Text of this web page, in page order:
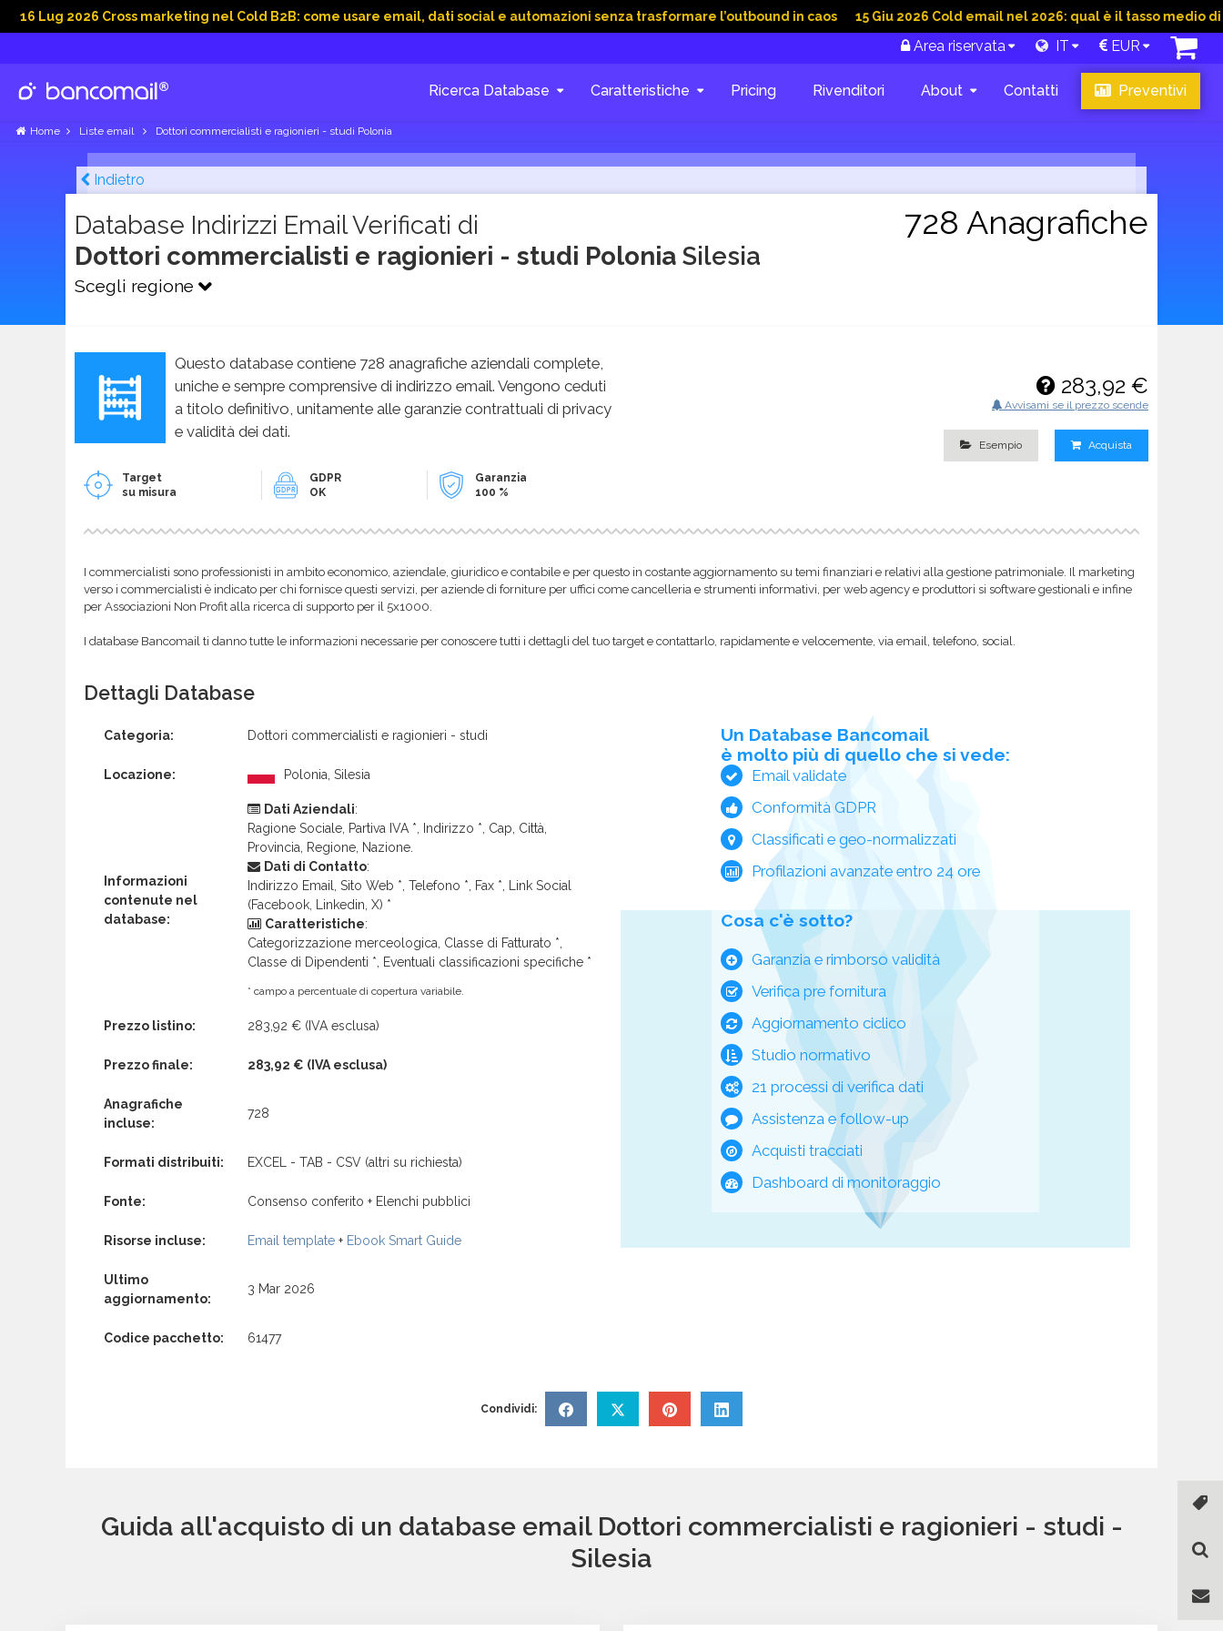
2026 Cross marketing nel Cold B2B: come usare email, dati social e automazioni senza trasformare l’outbound in caos 15 Giu 2026 Cold email nel 2026: qual è il tasso medio di
Area riservata IT EUR
Ricerca Database Caratteristiche Pricing Rivenditori About Contatti Preventivi
Home Liste email Dottori commercialisti e ragionieri - studi Polonia
Indietro
Database Indirizzi Email Verificati di
Dottori commercialisti e ragionieri - studi Polonia Silesia
Scegli regione
728 Anagrafiche
Questo database contiene 728 anagrafiche aziendali complete,
uniche e sempre comprensive di indirizzo email. Vengono ceduti
a titolo definitivo, unitamente alle garanzie contrattuali di privacy
e validità dei dati.
Target
su misura
GDPR
OK
Garanzia
100 %
283,92 €
Avvisami se il prezzo scende
Esempio Acquista
I commercialisti sono professionisti in ambito economico, aziendale, giuridico e contabile e per questo in costante aggiornamento su temi finanziari e relativi alla gestione patrimoniale. Il marketing
verso i commercialisti è indicato per chi fornisce questi servizi, per aziende di forniture per uffici come cancelleria e strumenti informativi, per web agency e produttori si software gestionali e infine
per Associazioni Non Profit alla ricerca di supporto per il 5x1000.
I database Bancomail ti danno tutte le informazioni necessarie per conoscere tutti i dettagli del tuo target e contattarlo, rapidamente e velocemente, via email, telefono, social.
Dettagli Database
Categoria: Dottori commercialisti e ragionieri - studi
Locazione: Polonia, Silesia
Informazioni
contenute nel
database:
Dati Aziendali:
Ragione Sociale, Partiva IVA *, Indirizzo *, Cap, Città,
Provincia, Regione, Nazione.
Dati di Contatto:
Indirizzo Email, Sito Web *, Telefono *, Fax *, Link Social
(Facebook, Linkedin, X) *
Caratteristiche:
Categorizzazione merceologica, Classe di Fatturato *,
Classe di Dipendenti *, Eventuali classificazioni specifiche *
* campo a percentuale di copertura variabile.
Prezzo listino: 283,92 € (IVA esclusa)
Prezzo finale: 283,92 € (IVA esclusa)
Anagrafiche
incluse:
728
Formati distribuiti: EXCEL - TAB - CSV (altri su richiesta)
Fonte: Consenso conferito + Elenchi pubblici
Risorse incluse: Email template + Ebook Smart Guide
Ultimo
aggiornamento:
3 Mar 2026
Codice pacchetto: 61477
Un Database Bancomail
è molto più di quello che si vede:
Email validate
Conformità GDPR
Classificati e geo-normalizzati
Profilazioni avanzate entro 24 ore
Cosa c'è sotto?
Garanzia e rimborso validità
Verifica pre fornitura
Aggiornamento ciclico
Studio normativo
21 processi di verifica dati
Assistenza e follow-up
Acquisti tracciati
Dashboard di monitoraggio
Condividi:
Guida all'acquisto di un database email Dottori commercialisti e ragionieri - studi -
Silesia